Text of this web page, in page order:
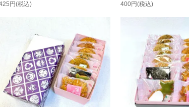
円(税込) 400円(税込)